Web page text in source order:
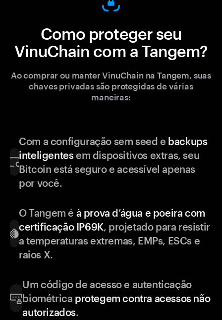
Como proteger seu
VinuChain com a Tangem?
Ao comprar ou manter VinuChain na Tangem, suas
chaves privadas são protegidas de várias
maneiras:
Com a configuração sem seed e backups
inteligentesem dispositivos extras, seu
Bitcoin está seguro e acessível apenas
por você.
O Tangem é à prova d’água e poeira com
certificação IP69K, projetado para resistir
a temperaturas extremas, EMPs, ESCs e
raios X.
Um código de acesso e autenticação
biométrica protegem contra acessos não
autorizados.